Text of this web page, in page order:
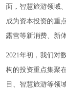
面，智慧旅游领域
成为资本投资的重
露营等新消费、新
2021年初，我们对
构的投资重点集聚
目、智慧旅游等领